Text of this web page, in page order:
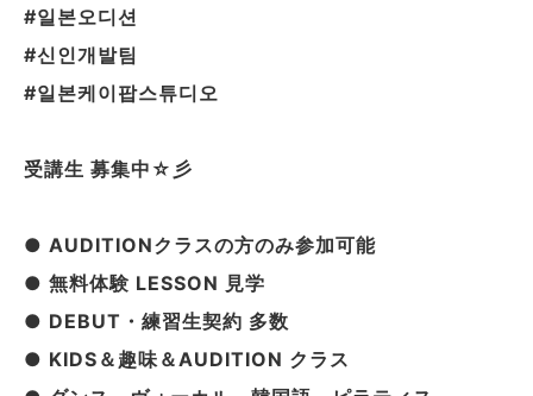
#일본오디션
#신인개발팀
#일본케이팝스튜디오
受講生 募集中☆彡
● AUDITIONクラスの方のみ参加可能
● 無料体験 LESSON 見学
● DEBUT・練習生契約 多数
● KIDS＆趣味＆AUDITION クラス